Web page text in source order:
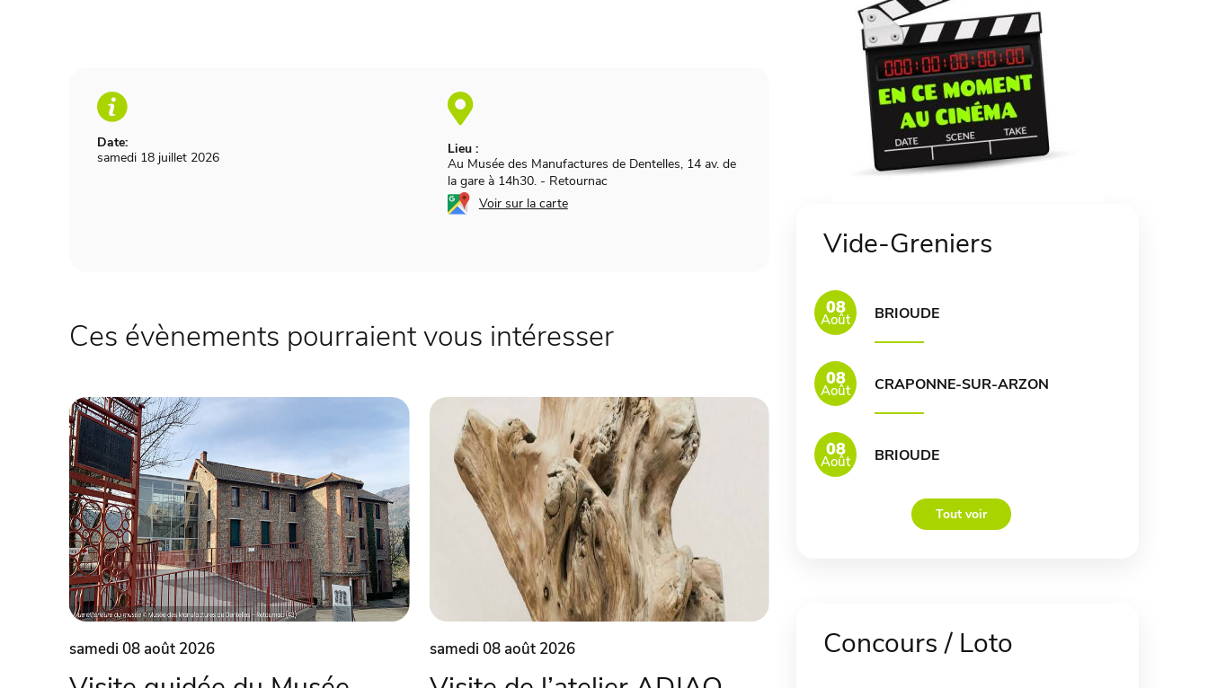
Date:
samedi 18 juillet 2026
Lieu :
Au Musée des Manufactures de Dentelles, 14 av. de
la gare à 14h30. - Retournac
Voir sur la carte
Ces évènements pourraient vous intéresser
samedi 08 août 2026 samedi 08 août 2026
Vide-Greniers
08
Août BRIOUDE
08
Août CRAPONNE-SUR-ARZON
08
Août BRIOUDE
Tout voir
Concours / Loto